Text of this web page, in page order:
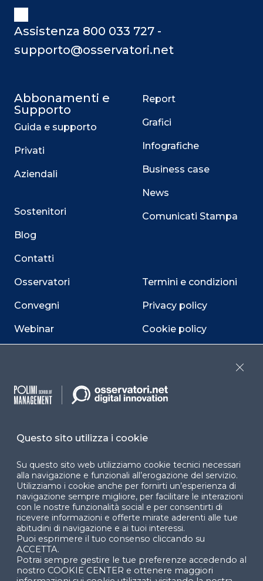
Assistenza 800 033 727 -
supporto@osservatori.net
Abbonamenti e
Supporto
Guida e supporto
Privati
Aziendali
Sostenitori
Blog
Contatti
Osservatori
Convegni
Webinar
Report
Grafici
Infografiche
Business case
News
Comunicati Stampa
Termini e condizioni
Privacy policy
Cookie policy
accessibilità
Facebook LinkedIn
YouTube X
Questo sito utilizza i cookie
Su questo sito web utilizziamo cookie tecnici necessari
alla navigazione e funzionali all’erogazione del servizio.
Utilizziamo i cookie anche per fornirti un’esperienza di
navigazione sempre migliore, per facilitare le interazioni
con le nostre funzionalità social e per consentirti di
ricevere informazioni e offerte mirate aderenti alle tue
abitudini di navigazione e ai tuoi interessi.
Puoi esprimere il tuo consenso cliccando su
ACCETTA.
Potrai sempre gestire le tue preferenze accedendo al
nostro COOKIE CENTER e ottenere maggiori